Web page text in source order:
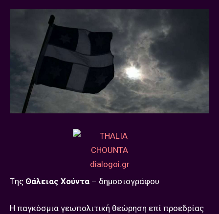
Tης Θάλειας Χούντα – δημοσιογράφου
Η παγκόσμια γεωπολιτική θεώρηση επί προεδρίας